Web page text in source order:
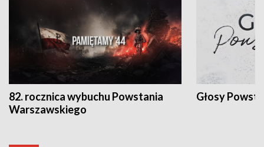
82. rocznica wybuchu Powstania
Warszawskiego
Głosy